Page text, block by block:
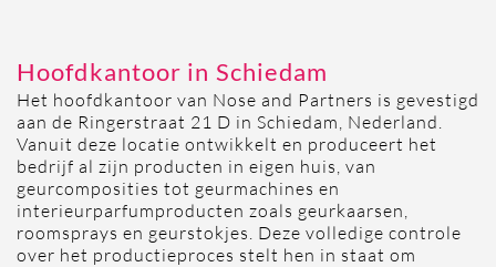
Hoofdkantoor in Schiedam
Het hoofdkantoor van Nose and Partners is gevestigd
aan de Ringerstraat 21 D in Schiedam, Nederland.
Vanuit deze locatie ontwikkelt en produceert het
bedrijf al zijn producten in eigen huis, van
geurcomposities tot geurmachines en
interieurparfumproducten zoals geurkaarsen,
roomsprays en geurstokjes.
Deze volledige controle
over het productieproces stelt hen in staat om